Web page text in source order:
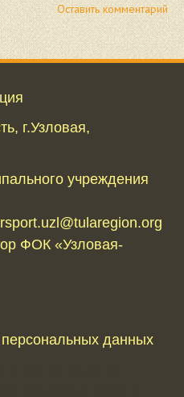
г.Узловая,
учреждения
ФОК «Узловая-
данных